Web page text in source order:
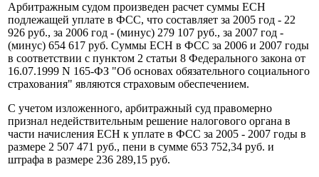
Арбитражным судом произведен расчет суммы ЕСН
подлежащей уплате в ФСС, что составляет за 2005 год - 22
926 руб., за 2006 год - (минус) 279 107 руб., за 2007 год -
(минус) 654 617 руб. Суммы ЕСН в ФСС за 2006 и 2007 годы
в соответствии с пунктом 2 статьи 8 Федерального закона от
16.07.1999 N 165-ФЗ "Об основах обязательного социального
страхования" являются страховым обеспечением.
С учетом изложенного, арбитражный суд правомерно
признал недействительным решение налогового органа в
части начисления ЕСН к уплате в ФСС за 2005 - 2007 годы в
размере 2 507 471 руб., пени в сумме 653 752,34 руб. и
штрафа в размере 236 289,15 руб.